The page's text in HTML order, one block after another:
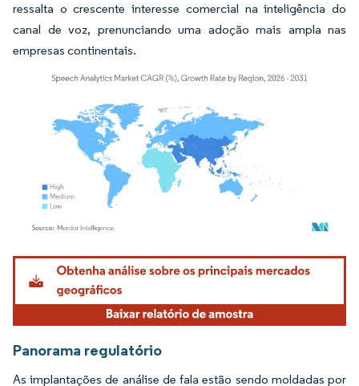
ressalta o crescente interesse comercial na inteligência do
canal de voz, prenunciando uma adoção mais ampla nas
empresas continentais.
Imagem © Mordor Intelligence. O reuso requer atribuição conforme CC BY 4.0.
Panorama regulatório
As implantações de análise de fala estão sendo moldadas por